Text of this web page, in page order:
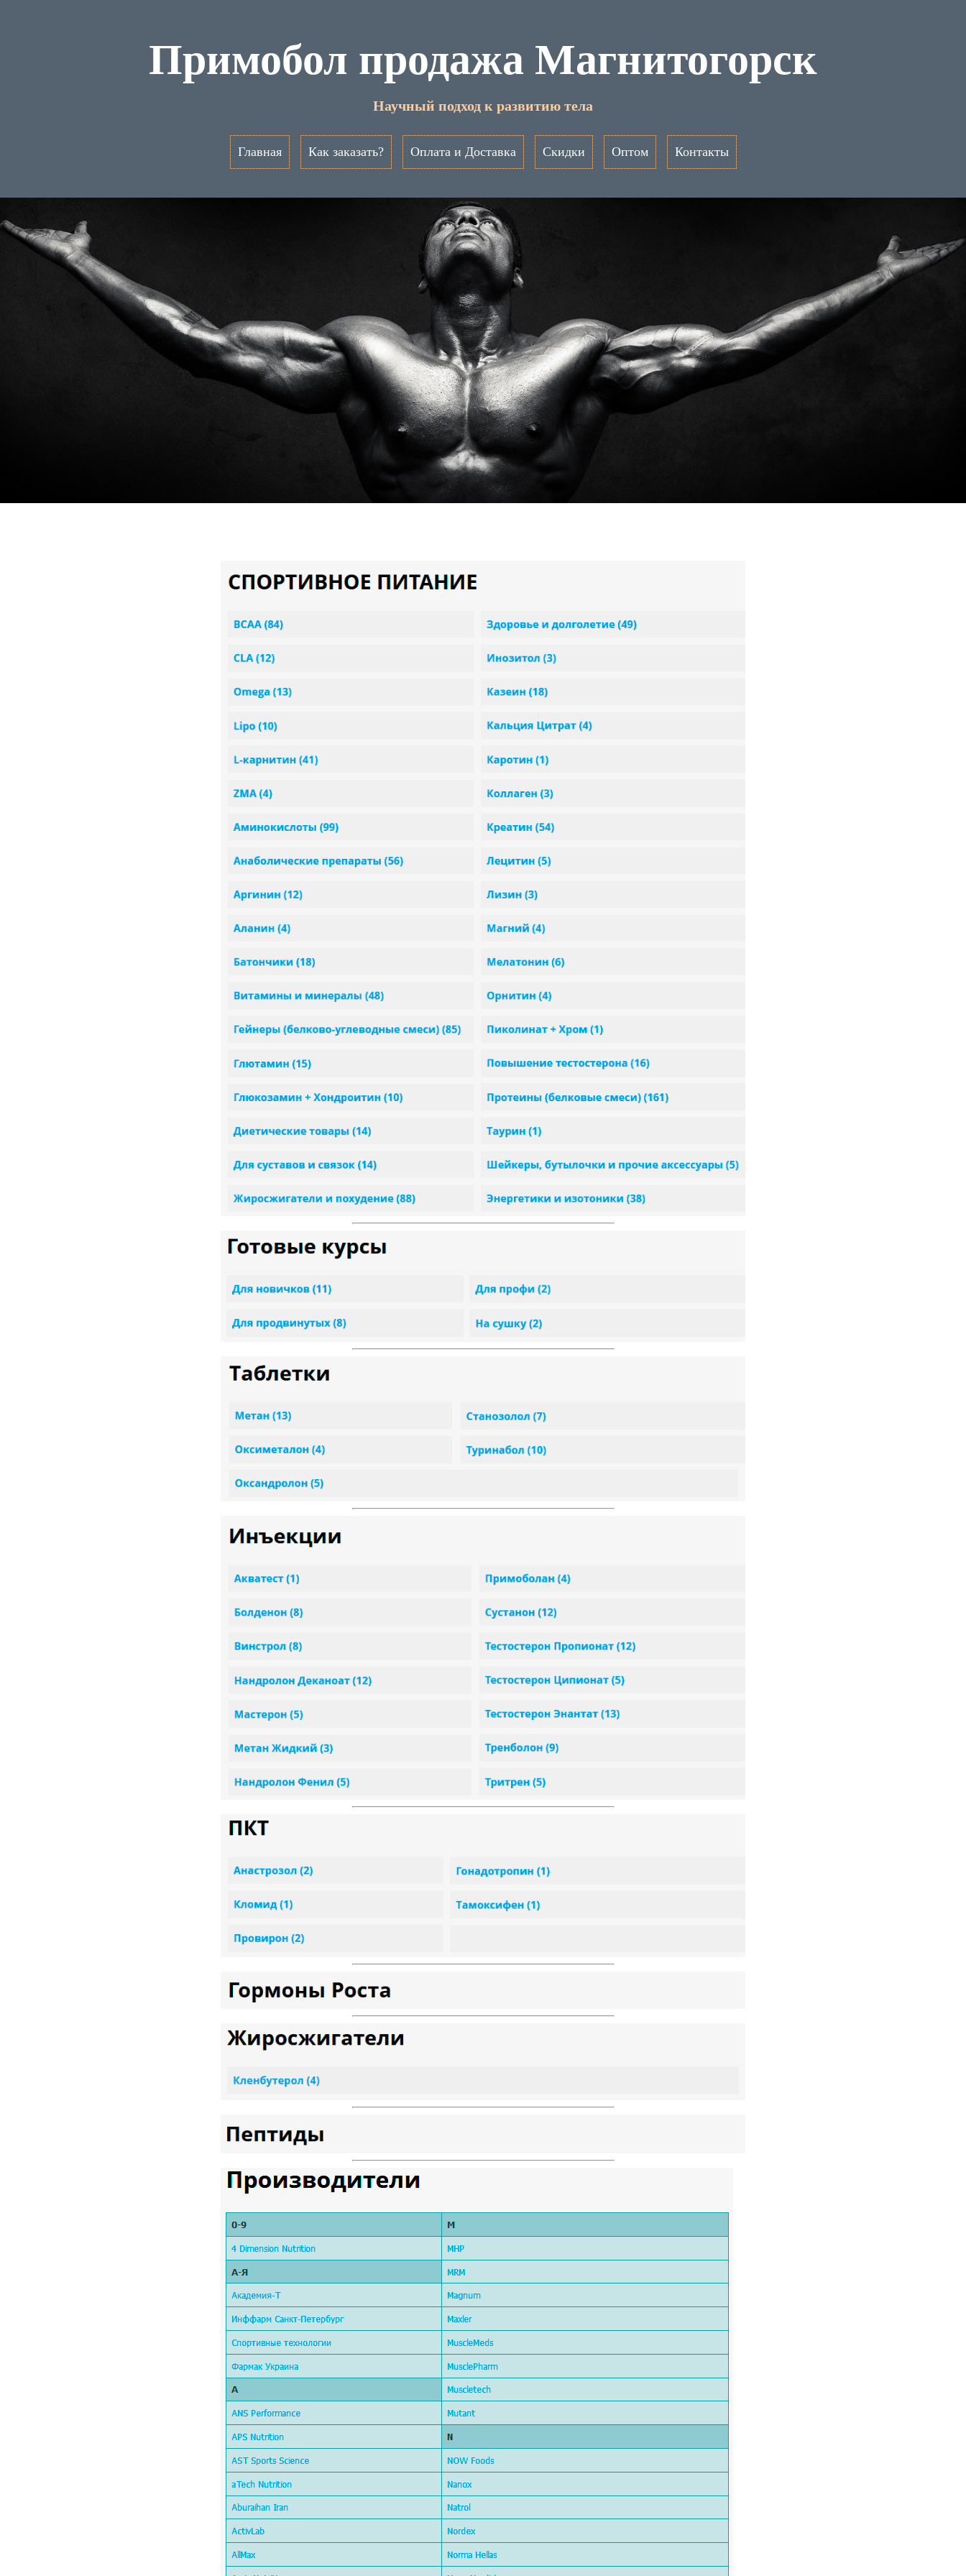
Примобол продажа Магнитогорск
Научный подход к развитию тела
Главная Как заказать? Оплата и Доставка Скидки Оптом Контакты